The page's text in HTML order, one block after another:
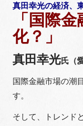
真田幸光の経済、
「国際
化？」
真田幸光氏（
国際金融市場の潮
す。
そして、トレンド